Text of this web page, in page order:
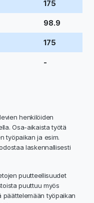
175
98.9
175
-
henkilöiden
Osa-aikaista työtä
työpaikan ja esim.
laskennallisesti
puutteellisuudet
puuttuu myös
päättelemään työpaikan